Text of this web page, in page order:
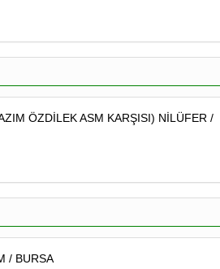
ÖZDİLEK ASM KARŞISI) NİLÜFER /
/ BURSA